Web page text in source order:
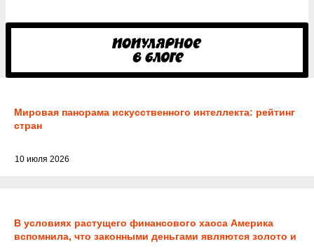
Мировая панорама искусственного интеллекта: рейтинг
стран
10 июля 2026
В условиях растущего финансового хаоса Америка
вспомнила, что законными деньгами являются золото и